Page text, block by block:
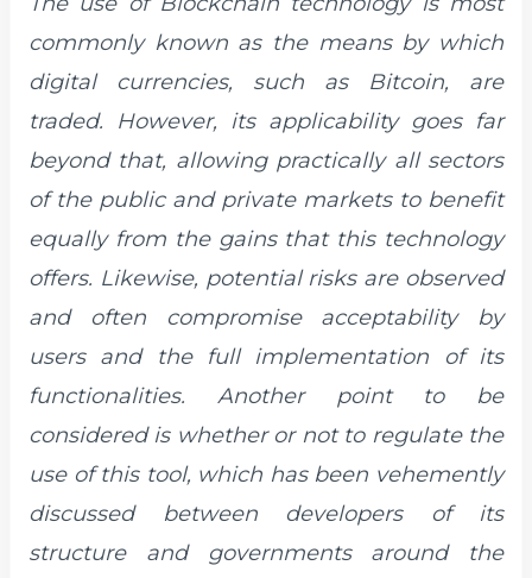
commonly known as the means by which
digital currencies, such as Bitcoin, are
traded. However, its applicability goes far
beyond that, allowing practically all sectors
of the public and private markets to benefit
equally from the gains that this technology
offers. Likewise, potential risks are observed
and often compromise acceptability by
users and the full implementation of its
functionalities. Another point to be
considered is whether or not to regulate the
use of this tool, which has been vehemently
discussed between developers of its
structure and governments around the